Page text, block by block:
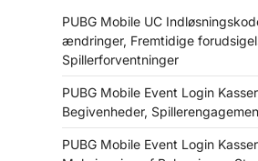
PUBG Mobile UC
ændringer, Fremtidige
Spillerforventninger
PUBG Mobile Event Login
Begivenheder,
PUBG Mobile Event Login